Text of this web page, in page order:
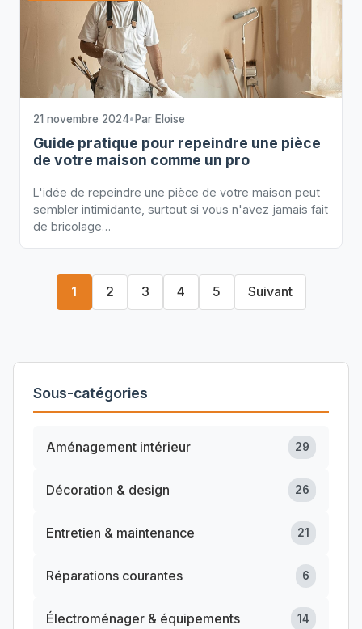
21 novembre 2024• Par Eloise
Guide pratique pour repeindre une pièce
de votre maison comme un pro
L'idée de repeindre une pièce de votre maison peut
sembler intimidante, surtout si vous n'avez jamais fait
de bricolage…
1 2 3 4 5 Suivant
Sous-catégories
Aménagement intérieur 29
Décoration & design 26
Entretien & maintenance 21
Réparations courantes 6
Électroménager & équipements 14